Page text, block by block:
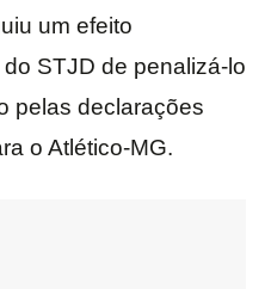
um efeito
STJD de penalizá-lo
pelas declarações
o Atlético-MG.